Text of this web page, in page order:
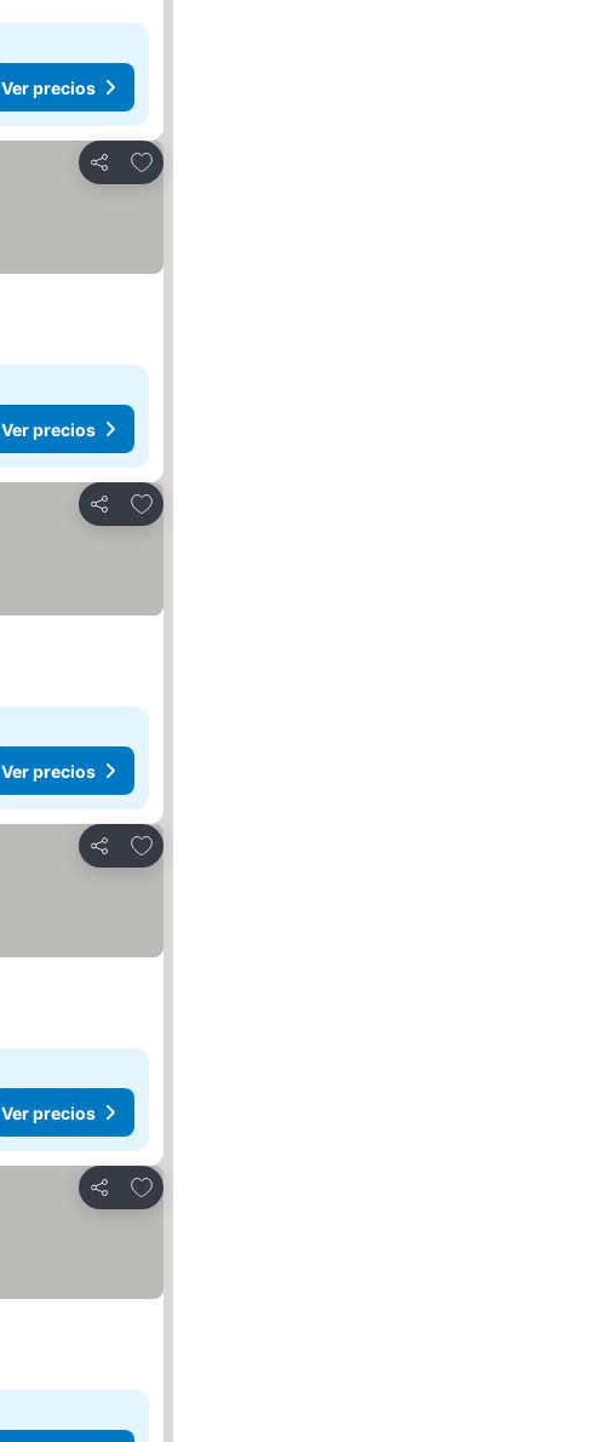
Ver precios
Compartir
Añadir a favoritos
Ver precios
Compartir
Añadir a favoritos
Ver precios
Compartir
Añadir a favoritos
Ver precios
Compartir
Añadir a favoritos